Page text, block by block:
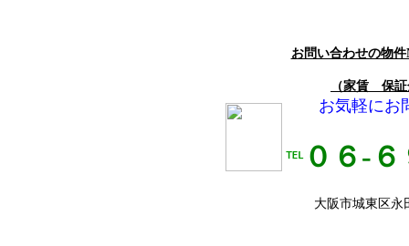
お問い合わせの物
（家賃 保
お気軽にお
℡０６-６
大阪市城東区永